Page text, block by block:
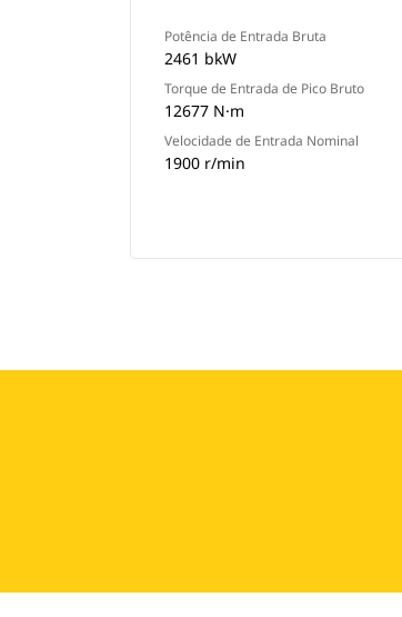
Potência de Entrada Bruta
2461 bkW
Torque de Entrada de Pico Bruto
12677 N·m
Velocidade de Entrada Nominal
1900 r/min